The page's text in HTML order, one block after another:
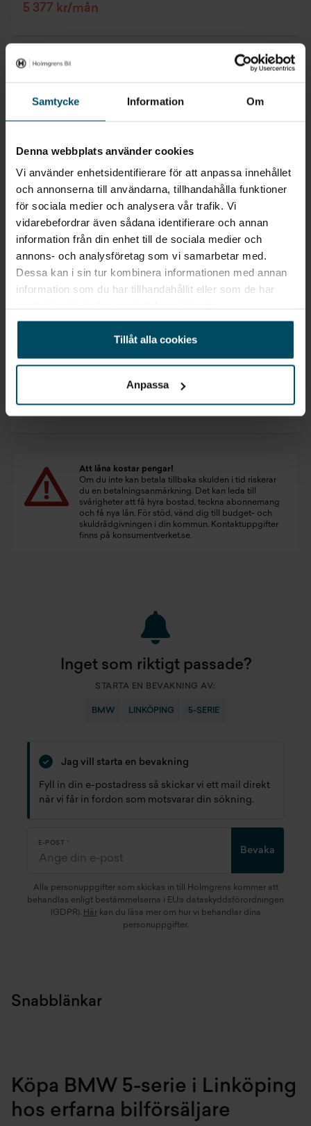
Samtycke Information Om
Denna webbplats använder cookies
Vi använder enhetsidentifierare för att anpassa innehållet
och annonserna till användarna, tillhandahålla funktioner
för sociala medier och analysera vår trafik. Vi
vidarebefordrar även sådana identifierare och annan
information från din enhet till de sociala medier och
annons- och analysföretag som vi samarbetar med.
Dessa kan i sin tur kombinera informationen med annan
information som du har tillhandahållit eller som de har
Tillåt alla cookies
Anpassa
5 377 kr/mån
0,95% ränta
Linköping
BMW i5 xDrive40 Touring Elbil
M Sport Pro Active Ed Drag DA H K
804 000 kr
Finansiering
Inkl. moms
7 117 kr/mån
5 689 kr/mån
Att låna kostar pengar!
Om du inte kan betala tillbaka skulden i tid riskerar
du en betalningsanmärkning. Det kan leda till
svårigheter att få hyra bostad, teckna abonnemang
och få nya lån. För stöd, vänd dig till budget- och
skuldrådgivningen i din kommun. Kontaktuppgifter
finns på konsumentverket.se.
Inget som riktigt passade?
STARTA EN BEVAKNING AV:
BMW LINKÖPING 5-SERIE
Jag vill starta en bevakning
Fyll in din e-postadress så skickar vi ett mail direkt
när vi får in fordon som motsvarar din sökning.
E-POST
Bevaka
Alla personuppgifter som skickas in till Holmgrens kommer att
behandlas enligt bestämmelserna i EU:s dataskyddsförordningen
(GDPR). Härkan du läsa mer om hur vi behandlar dina
personuppgifter.
Snabblänkar
Köpa BMW 5-serie i Linköping
hos erfarna bilförsäljare